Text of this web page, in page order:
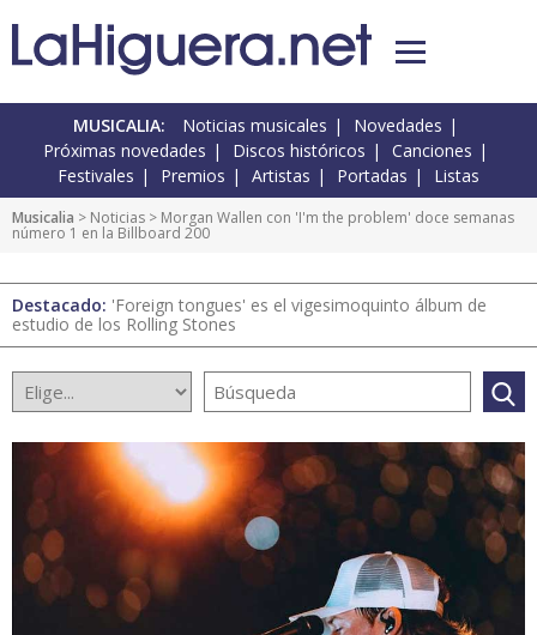
MUSICALIA: Noticias musicales
Novedades
Próximas novedades
Discos históricos
Canciones
Festivales
Premios Artistas Portadas Listas
Musicalia > Noticias > Morgan Wallen con 'I'm the problem' doce semanas
número 1 en la Billboard 200
Destacado: 'Foreign tongues' es el vigesimoquinto álbum de
estudio de los Rolling Stones